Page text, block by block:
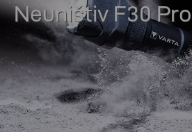
Neuništiv F30 Pro